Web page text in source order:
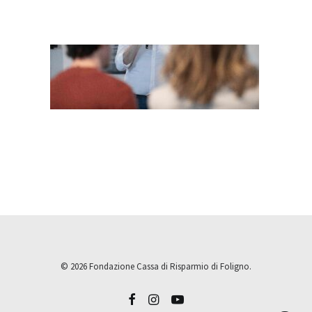
© 2026 Fondazione Cassa di Risparmio di Foligno.